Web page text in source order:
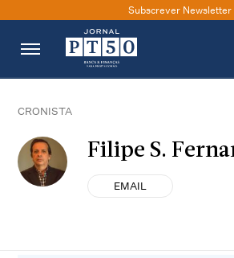
Subscrever Newsletter
CRONISTA
Filipe S.
EMAIL